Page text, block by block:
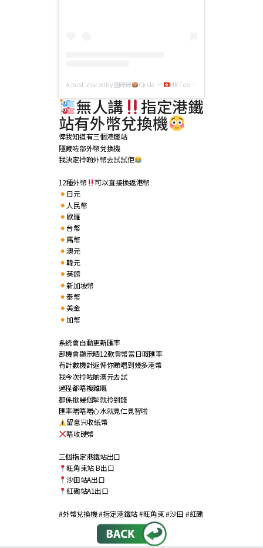
A post shared by 圓碌碌 Circle • HK Foodie (@misscircle_life)
無人講 指定港鐵
站有外幣兌換機
俾我知道有三個港鐵站
隱藏咗部外幣兌換機
我決定拎啲外幣去試試佢
12種外幣 可以直接換返港幣
日元
人民幣
歐羅
台幣
馬幣
澳元
韓元
英鎊
新加坡幣
泰幣
美金
加幣
系統會自動更新匯率
部機會顯示晒12款貨幣當日嘅匯率
有計數機計返俾你睇唱到幾多港幣
我今次拎咗啲澳元去試
過程都唔複雜嘅
都係撳幾個掣就拎到錢
匯率啱唔啱心水就見仁見智啦
留意只收紙幣
唔收硬幣
三個指定港鐵站出口
旺角東站 ​B出口
沙田站​A出口
紅磡站A1出口
#外幣兌換機#指定港鐵站#旺角東#沙田 #紅磡